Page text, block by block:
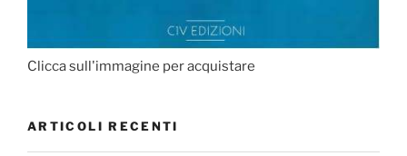
Clicca sull'immagine per acquistare
ARTICOLI RECENTI